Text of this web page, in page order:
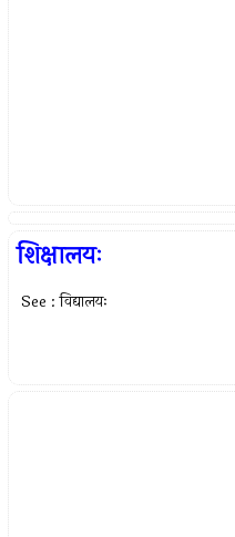
शिक्षालयः
See : विद्यालयः